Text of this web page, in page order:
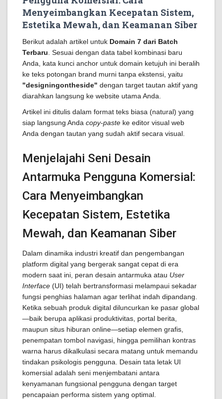
Menyeimbangkan Kecepatan Sistem,
Estetika Mewah, dan Keamanan Siber
Berikut adalah artikel untuk Domain 7 dari Batch
Terbaru . Sesuai dengan data tabel kombinasi baru
Anda, kata kunci anchor untuk domain ketujuh ini beralih
ke teks potongan brand murni tanpa ekstensi, yaitu
"designingontheside" dengan target tautan aktif yang
diarahkan langsung ke website utama Anda.
Artikel ini ditulis dalam format teks biasa (natural) yang
siap langsung Anda copy-paste ke editor visual web
Anda dengan tautan yang sudah aktif secara visual.
Menjelajahi Seni Desain
Antarmuka Pengguna Komersial:
Cara Menyeimbangkan
Kecepatan Sistem, Estetika
Mewah, dan Keamanan Siber
Dalam dinamika industri kreatif dan pengembangan
platform digital yang bergerak sangat cepat di era
modern saat ini, peran desain antarmuka atau User
Interface (UI) telah bertransformasi melampaui sekadar
fungsi penghias halaman agar terlihat indah dipandang.
Ketika sebuah produk digital diluncurkan ke pasar global
—baik berupa aplikasi produktivitas, portal berita,
maupun situs hiburan online—setiap elemen grafis,
penempatan tombol navigasi, hingga pemilihan kontras
warna harus dikalkulasi secara matang untuk memandu
tindakan psikologis pengguna. Desain tata letak UI
komersial adalah seni menjembatani antara
kenyamanan fungsional pengguna dengan target
pencapaian performa sistem yang optimal.